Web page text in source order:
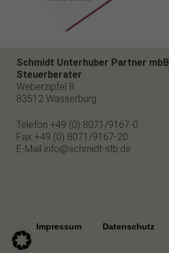
Schmidt Unterhuber Partner mbB
Steuerberater
Weberzipfel 8
83512 Wasserburg
Telefon +49 (0) 8071/9167-0
Fax +49 (0) 8071/9167-20
E-Mail info@schmidt-stb.de
Impressum Datenschutz